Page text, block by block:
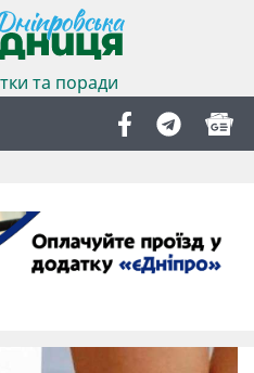
та поради